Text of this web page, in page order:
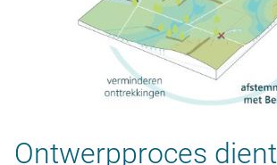
Ontwerpproces dient